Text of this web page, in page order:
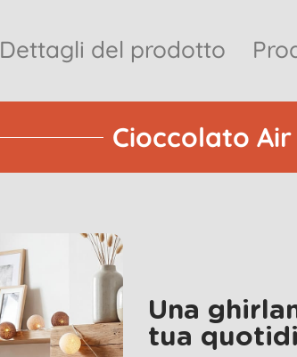
Dettagli del prodotto
Cioccolato
Una
tua